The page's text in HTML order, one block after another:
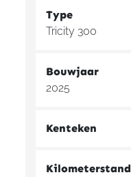
Type
Tricity 300
Bouwjaar
2025
Kenteken
Kilometerstand